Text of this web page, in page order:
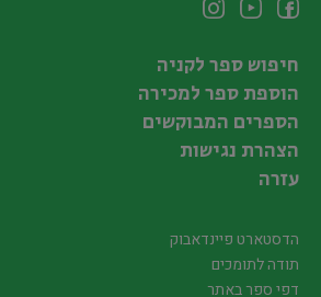
חיפוש ספר לקניה
הוספת ספר למכירה
הספרים המבוקשים
הצהרת נגישות
עזרה
הדסטארט פיינדאבוק
תודה לתומכים
דפי ספר באתר